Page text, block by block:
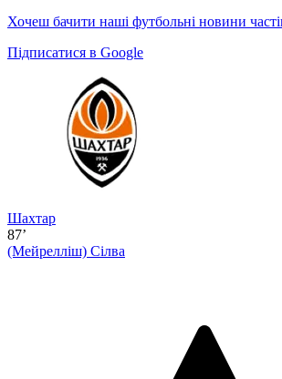
Хочеш бачити наші футбольні новини
Підписатися в Google
Шахтар
87’
(Мейрелліш) Сілва